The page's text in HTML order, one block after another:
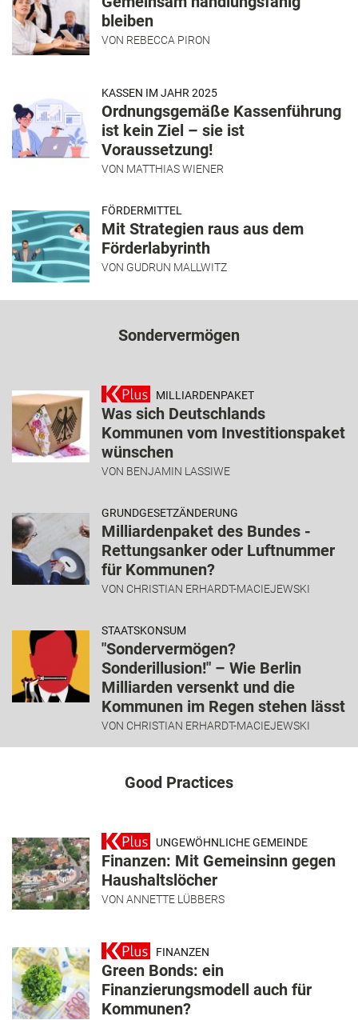
bleiben
VON REBECCA PIRON
KASSEN IM JAHR 2025
Ordnungsgemäße Kassenführung
ist kein Ziel – sie ist
Voraussetzung!
VON MATTHIAS WIENER
FÖRDERMITTEL
Mit Strategien raus aus dem
Förderlabyrinth
VON GUDRUN MALLWITZ
Sondervermögen
MILLIARDENPAKET
Was sich Deutschlands
Kommunen vom Investitionspaket
wünschen
VON BENJAMIN LASSIWE
GRUNDGESETZÄNDERUNG
Milliardenpaket des Bundes -
Rettungsanker oder Luftnummer
für Kommunen?
VON CHRISTIAN ERHARDT-MACIEJEWSKI
STAATSKONSUM
"Sondervermögen?
Sonderillusion!" – Wie Berlin
Milliarden versenkt und die
Kommunen im Regen stehen lässt
VON CHRISTIAN ERHARDT-MACIEJEWSKI
Good Practices
UNGEWÖHNLICHE GEMEINDE
Finanzen: Mit Gemeinsinn gegen
Haushaltslöcher
VON ANNETTE LÜBBERS
FINANZEN
Green Bonds: ein
Finanzierungsmodell auch für
Kommunen?